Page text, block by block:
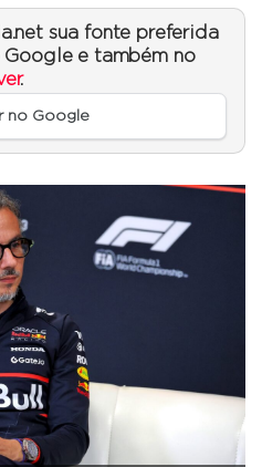
sua fonte preferida
e também no
.
no Google